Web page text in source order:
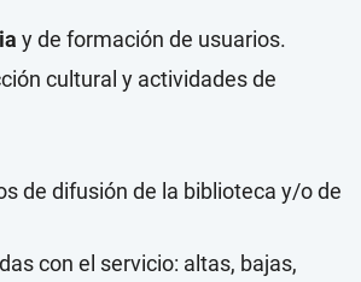
y de formación de usuarios.
cultural y actividades de
de difusión de la biblioteca y/o de
con el servicio: altas, bajas,